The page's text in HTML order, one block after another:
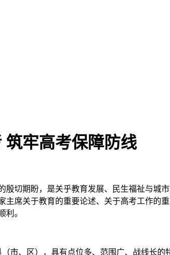
筑牢高考保障防线
切期盼，是关乎教育发展、民生福祉与城
席关于教育的重要论述、关于高考工作的
利。
市、区），具有点位多、范围广、战线长